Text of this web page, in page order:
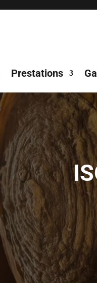
Prestations